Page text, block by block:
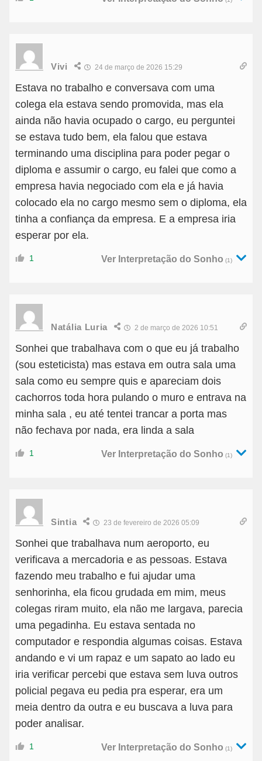
Vivi 24 de março de 2026 15:29
Estava no trabalho e conversava com uma
colega ela estava sendo promovida, mas ela
ainda não havia ocupado o cargo, eu perguntei
se estava tudo bem, ela falou que estava
terminando uma disciplina para poder pegar o
diploma e assumir o cargo, eu falei que como a
empresa havia negociado com ela e já havia
colocado ela no cargo mesmo sem o diploma, ela
tinha a confiança da empresa. E a empresa iria
esperar por ela.
1 Ver Interpretação do Sonho (1)
Natália Luria 2 de março de 2026 10:51
Sonhei que trabalhava com o que eu já trabalho
(sou esteticista) mas estava em outra sala uma
sala como eu sempre quis e apareciam dois
cachorros toda hora pulando o muro e entrava na
minha sala , eu até tentei trancar a porta mas
não fechava por nada, era linda a sala
1 Ver Interpretação do Sonho (1)
Sintia 23 de fevereiro de 2026 05:09
Sonhei que trabalhava num aeroporto, eu
verificava a mercadoria e as pessoas. Estava
fazendo meu trabalho e fui ajudar uma
senhorinha, ela ficou grudada em mim, meus
colegas riram muito, ela não me largava, parecia
uma pegadinha. Eu estava sentada no
computador e respondia algumas coisas. Estava
andando e vi um rapaz e um sapato ao lado eu
iria verificar percebi que estava sem luva outros
policial pegava eu pedia pra esperar, era um
meia dentro da outra e eu buscava a luva para
poder analisar.
1 Ver Interpretação do Sonho (1)